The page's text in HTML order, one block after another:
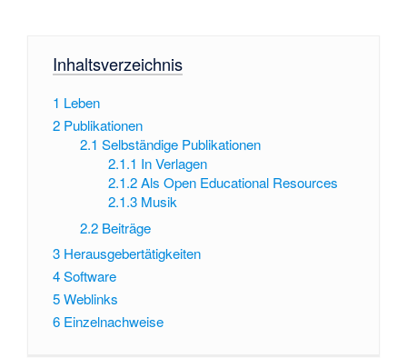
Inhaltsverzeichnis
1 Leben
2 Publikationen
2.1 Selbständige Publikationen
2.1.1 In Verlagen
2.1.2 Als Open Educational Resources
2.1.3 Musik
2.2 Beiträge
3 Herausgebertätigkeiten
4Software
5Weblinks
6 Einzelnachweise